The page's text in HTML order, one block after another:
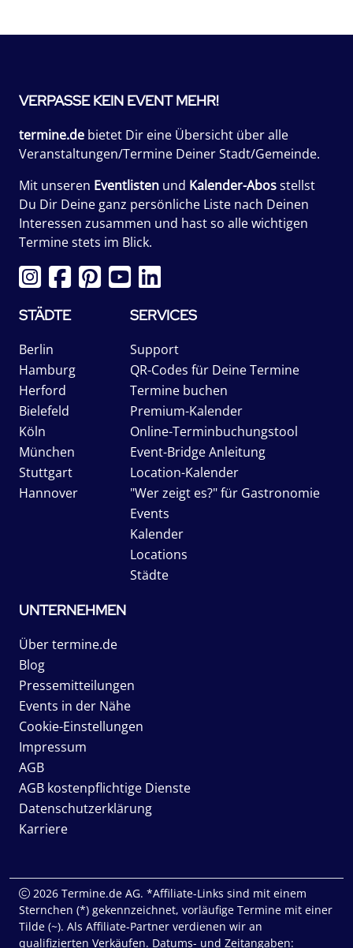
VERPASSE KEIN EVENT MEHR!
termine.de bietet Dir eine Übersicht über alle
Veranstaltungen/Termine Deiner Stadt/Gemeinde.
Mit unseren Eventlisten und Kalender-Abosstellst
Du Dir Deine ganz persönliche Liste nach Deinen
Interessen zusammen und hast so alle wichtigen
Termine stets im Blick.
STÄDTE
Berlin
Hamburg
Herford
Bielefeld
Köln
München
Stuttgart
Hannover
SERVICES
Support
QR-Codes für Deine Termine
Termine buchen
Premium-Kalender
Online-Terminbuchungstool
Event-Bridge Anleitung
Location-Kalender
"Wer zeigt es?" für Gastronomie
Events
Kalender
Locations
Städte
UNTERNEHMEN
Über termine.de
Blog
Pressemitteilungen
Events in der Nähe
Cookie-Einstellungen
Impressum
AGB
AGB kostenpflichtige Dienste
Datenschutzerklärung
Karriere
2026 Termine.de AG. *Affiliate-Links sind mit einem
Sternchen (*) gekennzeichnet, vorläufige Termine mit einer
Tilde (~). Als Affiliate-Partner verdienen wir an
qualifizierten Verkäufen. Datums- und Zeitangaben: